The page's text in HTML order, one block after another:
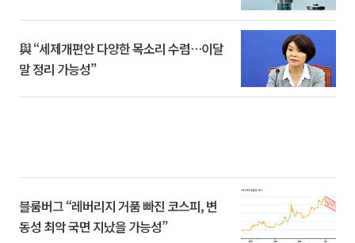
與 “세제개편안 다양한 목소리 수렴…이달
말 정리 가능성”
블룸버그 “레버리지 거품 빠진 코스피, 변
동성 최악 국면 지났을 가능성”